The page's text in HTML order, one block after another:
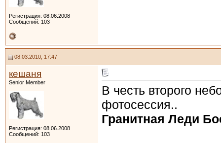
Регистрация: 08.06.2008
Сообщений: 103
08.03.2010, 17:47
кешаня
Senior Member
Регистрация: 08.06.2008
Сообщений: 103
В честь второго
фотосессия..
Гранитная Леди